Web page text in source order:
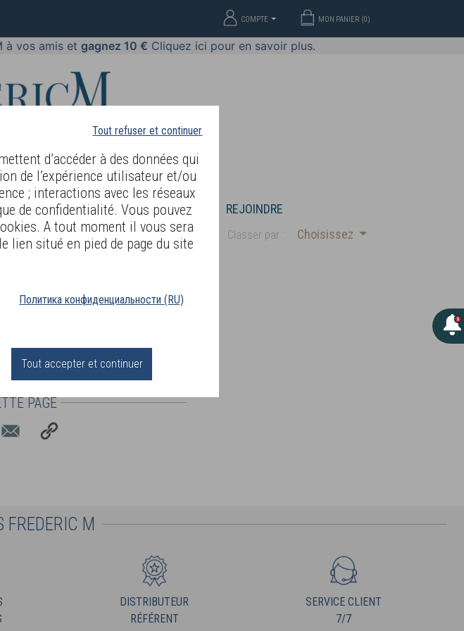
Tout refuser et continuer
d’accéder à des données qui
de l’expérience utilisateur et/ou
; interactions avec les réseaux
de confidentialité. Vous pouvez
A tout moment il vous sera
lien situé en pied de page du site
Политика конфиденциальности (RU)
Tout accepter et continuer
MON PANIER (0)
COMPTE
à vos amis et gagnez 10 € Cliquez ici pour en savoir plus.
MAQUILLAGES PARFUMS BIJOUX REJOINDRE
Classer par : Choisissez
PAGE
FREDERIC M
DISTRIBUTEUR
RÉFÉRENT
SERVICE CLIENT
7/7